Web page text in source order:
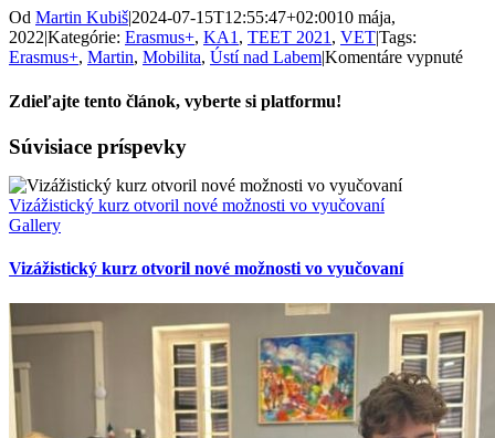
Od Martin Kubiš2024-07-15T12:55:47+02:0010 mája,
2022Kategórie: Erasmus+, KA1, TEET 2021, VETTags:
Erasmus+, Martin, Mobilita, Ústí nad LabemKomentáre vypnuténa
Zdieľajte tento článok, vyberte si platformu!
Facebook
X
Súvisiace príspevky
Vizážistický kurz otvoril nové možnosti vo vyučovaní
Gallery
Vizážistický kurz otvoril nové možnosti vo vyučovaní